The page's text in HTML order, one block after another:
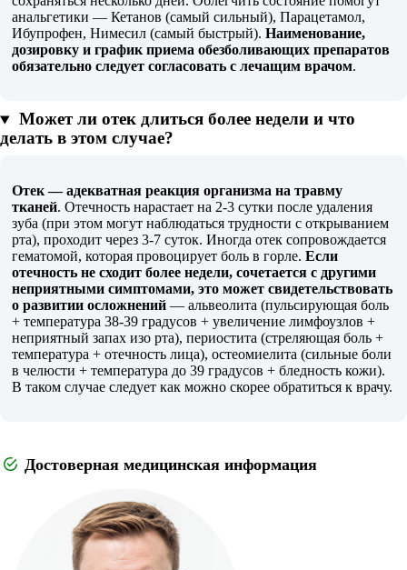
анальгетики — Кетанов (самый сильный), Парацетамол,
Ибупрофен, Нимесил (самый быстрый).Наименование,
дозировку и график приема обезболивающих препаратов
обязательно следует согласовать с лечащим врачом.
Может ли отек длиться более недели и что
делать в этом случае?
Отек — адекватная реакция организма на травму
тканей. Отечность нарастает на 2-3 сутки после удаления
зуба (при этом могут наблюдаться трудности с открыванием
рта), проходит через 3-7 суток. Иногда отек сопровождается
гематомой, которая провоцирует боль в горле.Если
отечность не сходит более недели, сочетается с другими
неприятными симптомами, это может свидетельствовать
о развитии осложнений — альвеолита (пульсирующая боль
+ температура 38-39 градусов + увеличение лимфоузлов +
неприятный запах изо рта), периостита (стреляющая боль +
температура + отечность лица), остеомиелита (сильные боли
в челюсти + температура до 39 градусов + бледность кожи).
В таком случае следует как можно скорее обратиться к врачу.
Достоверная медицинская информация